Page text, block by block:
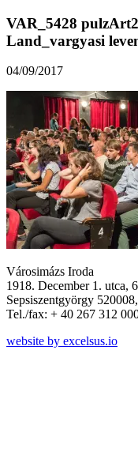
VAR_5428
Land_vargyasi
04/09/2017
Városimázs Iroda
1918. December 1. utca,
Sepsiszentgyörgy
Tel./fax: + 40 267 312
website by excelsus.io